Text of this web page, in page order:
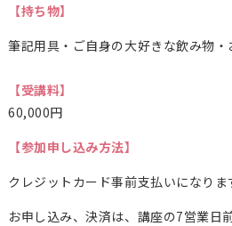
【持ち物】
筆記用具・ご自身の大好きな飲み物・
【受講料】
60,000円
【参加申し込み方法】
クレジットカード事前支払いになりま
お申し込み、決済は、講座の7営業日